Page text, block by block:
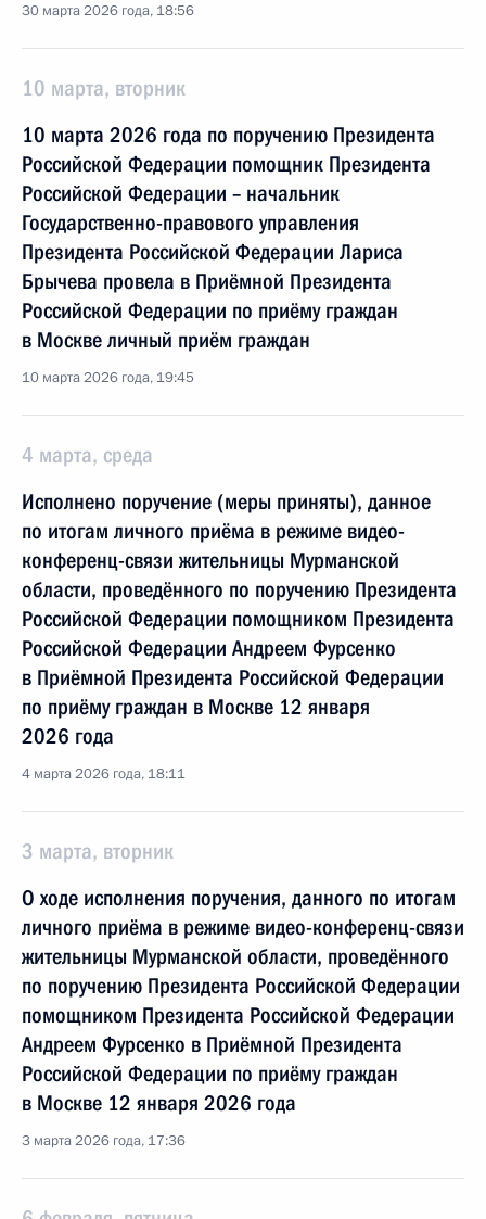
30 марта 2026 года, 18:56
10 марта, вторник
10 марта 2026 года по поручению Президента
Российской Федерации помощник Президента
Российской Федерации – начальник
Государственно-правового управления
Президента Российской Федерации Лариса
Брычева провела в Приёмной Президента
Российской Федерации по приёму граждан
в Москве личный приём граждан
10 марта 2026 года, 19:45
4 марта, среда
Исполнено поручение (меры приняты), данное
по итогам личного приёма в режиме видео-
конференц-связи жительницы Мурманской
области, проведённого по поручению Президента
Российской Федерации помощником Президента
Российской Федерации Андреем Фурсенко
в Приёмной Президента Российской Федерации
по приёму граждан в Москве 12 января
2026 года
4 марта 2026 года, 18:11
3 марта, вторник
О ходе исполнения поручения, данного по итогам
личного приёма в режиме видео-конференц-связи
жительницы Мурманской области, проведённого
по поручению Президента Российской Федерации
помощником Президента Российской Федерации
Андреем Фурсенко в Приёмной Президента
Российской Федерации по приёму граждан
в Москве 12 января 2026 года
3 марта 2026 года, 17:36